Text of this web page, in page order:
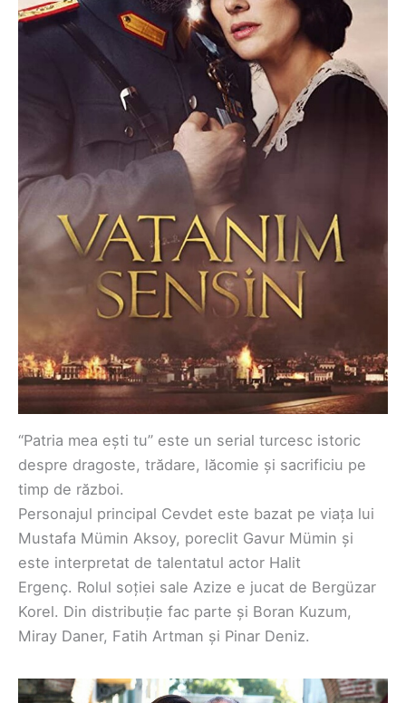
“Patria mea ești tu” este un serial turcesc istoric
despre dragoste, trădare, lăcomie și sacrificiu pe
timp de război.
Personajul principal Cevdet este bazat pe viața lui
Mustafa Mümin Aksoy, poreclit Gavur Mümin și
este interpretat de talentatul actor Halit
Ergenç. Rolul soției sale Azize e jucat de Bergüzar
Korel. Din distribuție fac parte și Boran Kuzum,
Miray Daner, Fatih Artman și Pinar Deniz.